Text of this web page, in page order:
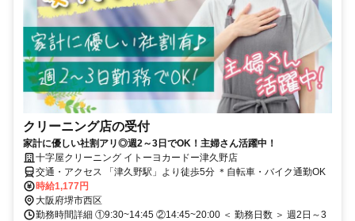
クリーニング店の受付
家計に優しい社割アリ◎週2～3日でOK！主婦さん活躍中！
十字屋クリーニング イトーヨカードー津久野店
交通・アクセス 「津久野駅」より徒歩5分 ＊自転車・バイク通勤OK
時給1,177円
大阪府堺市西区
勤務時間詳細 ①9:30~14:45 ②14:45~20:00 ＜ 勤務日数 ＞ 週2日～3